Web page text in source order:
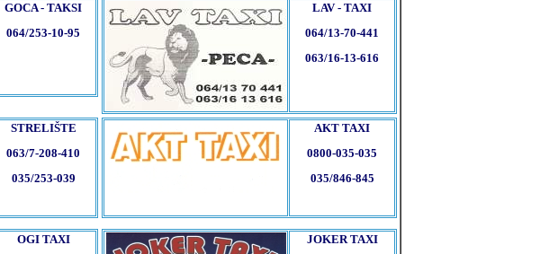
GOCA - TAKSI
064/253-10-95
LAV - TAXI
064/13-70-441
063/16-13-616
STRELIŠTE
063/7-208-410
035/253-039
AKT TAXI
0800-035-035
035/846-845
OGI TAXI
JOKER TAXI